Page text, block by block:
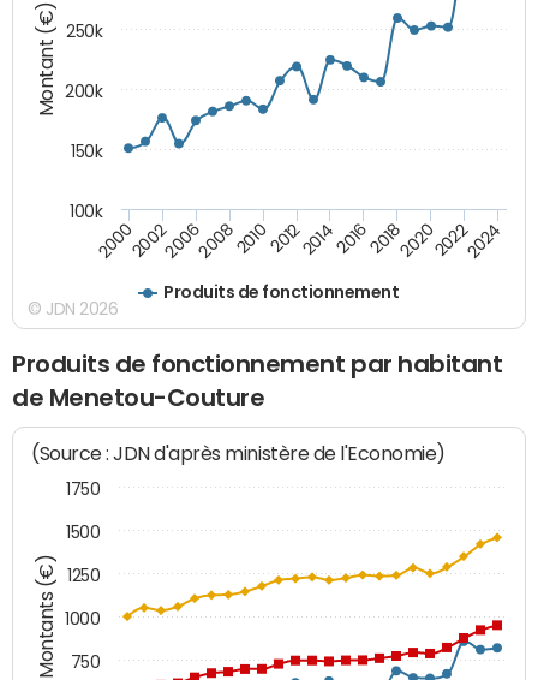
Montant (€)
Produits de fonctionnement
200020022006200820102012201420162018202020222024
100k
150k
200k
250k
© JDN 2026
Produits de fonctionnement par habitant
de Menetou-Couture
Montants (€)
(Source : JDN d'après ministère de l'Economie)
750
1000
1250
1500
1750